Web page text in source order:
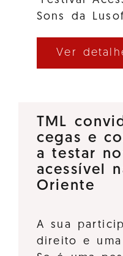
Sons da
Ver
TML
cegas e
a testar
acessível
Oriente
A sua
direito e uma